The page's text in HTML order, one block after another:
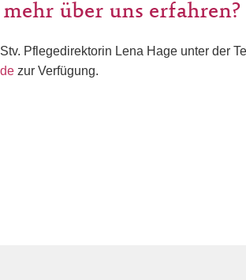
über uns erfahren?
Pflegedirektorin Lena Hage unter der
zur Verfügung.